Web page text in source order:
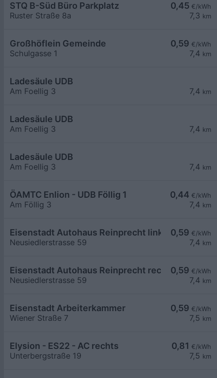
0,45 €/kWh
7,3 km
STQ B-Süd Büro Parkplatz
Ruster Straße 8a
0,59 €/kWh
7,4 km
Großhöflein Gemeinde
Schulgasse 1
7,4 km
Ladesäule UDB
Am Foellig 3
7,4 km
Ladesäule UDB
Am Foellig 3
7,4 km
Ladesäule UDB
Am Foellig 3
0,44 €/kWh
7,4 km
ÖAMTC Enlion - UDB Föllig 1
Am Föllig 3
0,59 €/kWh
7,4 km
Eisenstadt Autohaus Reinprecht links
Neusiedlerstrasse 59
0,59 €/kWh
7,4 km
Eisenstadt Autohaus Reinprecht rechts
Neusiedlerstrasse 59
0,59 €/kWh
7,5 km
Eisenstadt Arbeiterkammer
Wiener Straße 7
0,81 €/kWh
7,5 km
Elysion - ES22 - AC rechts
Unterbergstraße 19